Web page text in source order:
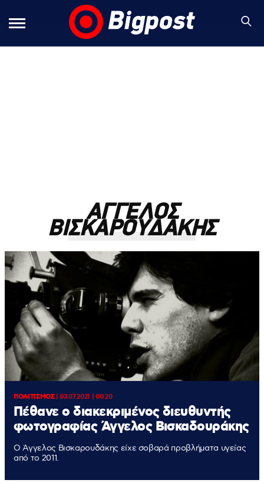
ΑΓΓΕΛΟΣ
ΒΙΣΚΑΡΟΥΔΑΚΗΣ
ΠΟΛΙΤΙΣΜΟΣ|03.07.2021 | 00:20
Πέθανε ο διακεκριμένος διευθυντής
φωτογραφίας Άγγελος Βισκαδουράκης
Ο Άγγελος Βισκαρουδάκης είχε σοβαρά προβλήματα υγείας
από το 2011.